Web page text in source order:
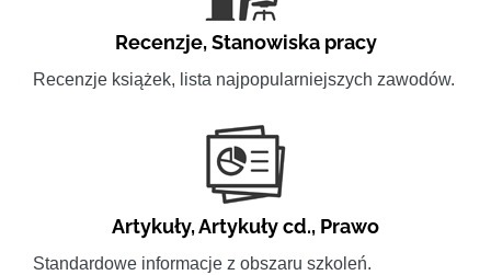
Recenzje,Stanowiska pracy
Recenzje książek, lista najpopularniejszych zawodów.
Artykuły,Artykuły cd., Prawo
Standardowe informacje z obszaru szkoleń.